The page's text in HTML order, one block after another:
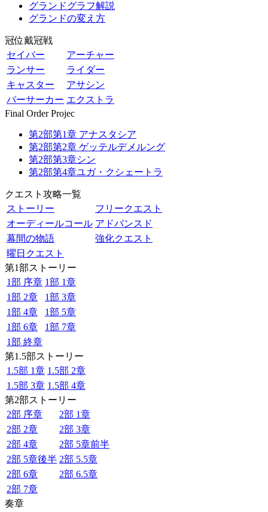
グランドグラフ解説
グランドの変え方
冠位戴冠戦
セイバー
アーチャー
ランサー
ライダー
キャスター
アサシン
バーサーカー エクストラ
Final Order Projec
第2部第1章 アナスタシア
第2部第2章 ゲッテルデメルング
第2部第3章シン
第2部第4章ユガ・クシェートラ
クエスト攻略一覧
ストーリー
フリークエスト
オーディールコール アドバンスド
幕間の物語
強化クエスト
曜日クエスト
第1部ストーリー
1部 序章 1部 1章
1部 2章
1部 3章
1部 4章
1部 5章
1部 6章
1部 7章
1部 終章
第1.5部ストーリー
1.5部 1章 1.5部 2章
1.5部 3章 1.5部 4章
第2部ストーリー
2部 序章
2部 1章
2部 2章
2部 3章
2部 4章
2部 5章前半
2部 5章後半 2部 5.5章
2部 6章
2部 6.5章
2部 7章
奏章